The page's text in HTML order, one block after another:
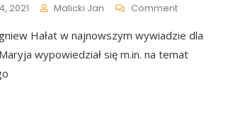
2021 Malicki Jan CommentOn
Hałat
Nie
Hałat w najnowszym wywiadzie dla
wypowiedział się m.in. na temat